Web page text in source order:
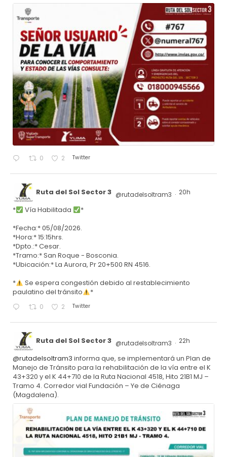
0 2 Twitter
Ruta del Sol Sector 3 @rutadelsoltram3 · 20h
* Vía Habilitada
*
*Fecha:* 05/08/2026.
*Hora:* 15:15hrs.
*Dpto.:* Cesar.
*Tramo:* San Roque - Bosconia.
*Ubicación:* La Aurora, Pr 20+500 RN 4516.
*
Se espera congestión debido al restablecimiento
paulatino del tránsito
*
0 2 Twitter
Ruta del Sol Sector 3 @rutadelsoltram3 · 22h
@rutadelsoltram3 informa que, se implementará un Plan de
Manejo de Tránsito para la rehabilitación de la vía entre el K
43+320 y el K 44+710 de la Ruta Nacional 4518, Hito 21B1 MJ –
Tramo 4. Corredor vial Fundación – Ye de Ciénaga
(Magdalena).